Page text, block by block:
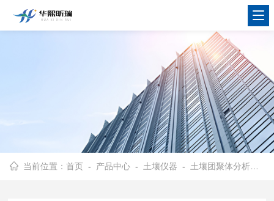
当前位置：首页 - 产品中心 - 土壤仪器 - 土壤团聚体分析仪